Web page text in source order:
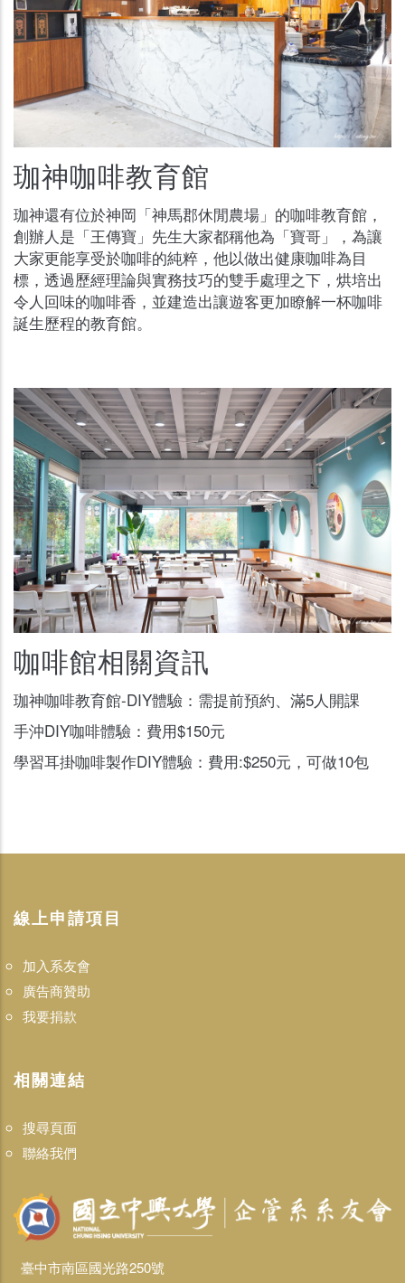
珈神咖啡教育館
珈神還有位於神岡「神馬郡休閒農場」的咖啡教育館，
創辦人是「王傳寶」先生大家都稱他為「寶哥」，為讓
大家更能享受於咖啡的純粹，他以做出健康咖啡為目
標，透過歷經理論與實務技巧的雙手處理之下，烘培出
令人回味的咖啡香，並建造出讓遊客更加瞭解一杯咖啡
誕生歷程的教育館。
咖啡館相關資訊
珈神咖啡教育館-DIY體驗：需提前預約、滿5人開課
手沖DIY咖啡體驗：費用$150元
學習耳掛咖啡製作DIY體驗：費用:$250元，可做10包
線上申請項目
加入系友會
廣告商贊助
我要捐款
相關連結
搜尋頁面
聯絡我們
臺中市南區國光路250號